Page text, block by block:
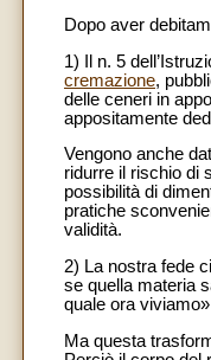
Dopo aver
1) Il n. 5
cremazione,
delle ceneri in
appositamente
Vengono anche
ridurre il rischio di
possibilità di
pratiche
validità.
2) La nostra fede
se quella materia
quale ora
Ma questa